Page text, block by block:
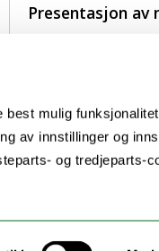
mulig
av innstillinger og
og tredjeparts-
Presentasjon av